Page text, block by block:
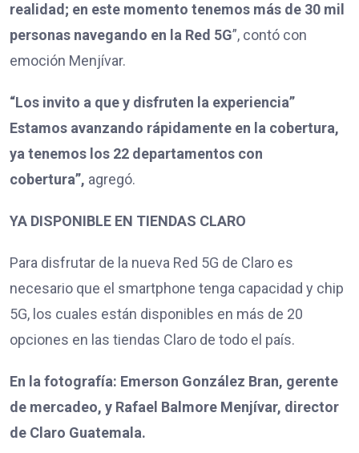
realidad; en este momento tenemos más de 30 mil
personas navegando en la Red 5G”, contó con
emoción Menjívar.
“Los invito a que y disfruten la experiencia”
Estamos avanzando rápidamente en la cobertura,
ya tenemos los 22 departamentos con
cobertura”, agregó.
YA DISPONIBLE EN TIENDAS CLARO
Para disfrutar de la nueva Red 5G de Claro es
necesario que el smartphone tenga capacidad y chip
5G, los cuales están disponibles en más de 20
opciones en las tiendas Claro de todo el país.
En la fotografía: Emerson González Bran, gerente
de mercadeo, y Rafael Balmore Menjívar, director
de Claro Guatemala.